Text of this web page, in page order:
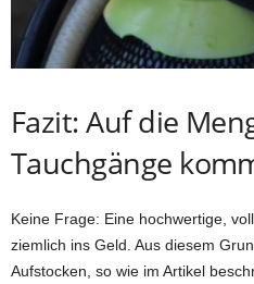
Fazit: Auf die
Tauchgänge
Keine Frage: Eine hochwertige,
ziemlich ins Geld. Aus diesem
Aufstocken, so wie im Artikel